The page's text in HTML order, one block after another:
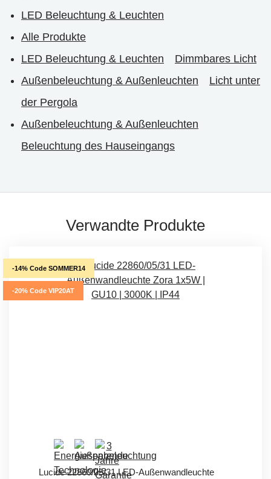
LED Beleuchtung & Leuchten
Alle Produkte
LED Beleuchtung & Leuchten
Dimmbares Licht
Außenbeleuchtung & Außenleuchten
Licht unter
der Pergola
Außenbeleuchtung & Außenleuchten
Beleuchtung des Hauseingangs
Verwandte Produkte
-14% Code SOMMER14
-20% Code VIP20AT
Lucide 22860/05/31 LED-Außenwandleuchte